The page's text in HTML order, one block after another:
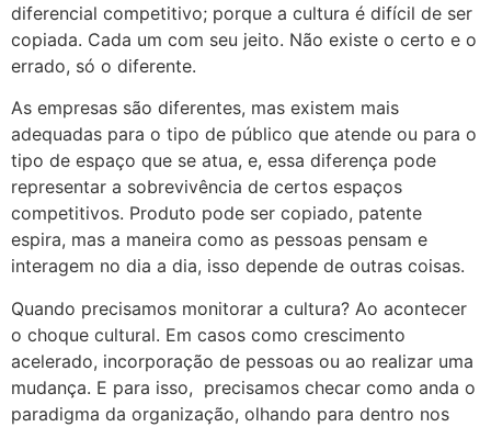
diferencial competitivo; porque a cultura é difícil de ser
copiada. Cada um com seu jeito. Não existe o certo e o
errado, só o diferente.
As empresas são diferentes, mas existem mais
adequadas para o tipo de público que atende ou para o
tipo de espaço que se atua, e, essa diferença pode
representar a sobrevivência de certos espaços
competitivos. Produto pode ser copiado, patente
espira, mas a maneira como as pessoas pensam e
interagem no dia a dia, isso depende de outras coisas.
Quando precisamos monitorar a cultura? Ao acontecer
o choque cultural. Em casos como crescimento
acelerado, incorporação de pessoas ou ao realizar uma
mudança. E para isso, precisamos checar como anda o
paradigma da organização, olhando para dentro nos